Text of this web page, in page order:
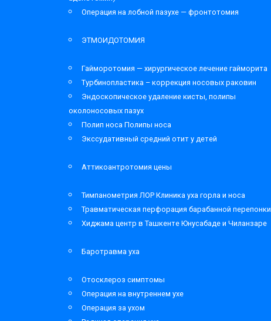
Операция на лобной пазухе — фронтотомия
ЭТМОИДОТОМИЯ
Гайморотомия — хирургическое лечение гайморита
Турбинопластика – коррекция носовых раковин
Эндоскопическое удаление кисты, полипы
околоносовых пазух
Полип носа Полипы носа
Экссудативный средний отит у детей
Аттикоантротомия цены
Тимпанометрия ЛОР Клиника уха горла и носа
Травматическая перфорация барабанной перепонки
Хиджама центр в Ташкенте Юнусабаде и Чиланзаре
Баротравма уха
Отосклероз симптомы
Операция на внутреннем ухе
Операция за ухом